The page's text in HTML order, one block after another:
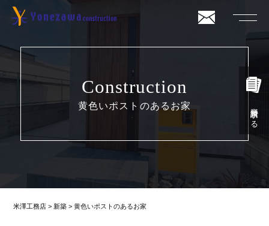
資料請求する
Construction
黄色いポストのあるお家
米澤工務店 > 新築 >黄色いポストのあるお家